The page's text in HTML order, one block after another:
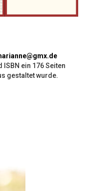
ISBN ein 176 Seiten
gestaltet wurde.